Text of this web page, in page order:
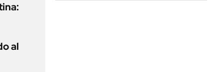
al